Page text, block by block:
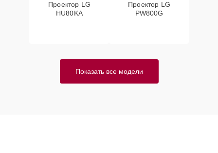
Проектор LG
HU80KA
Проектор LG
PW800G
Показать все модели